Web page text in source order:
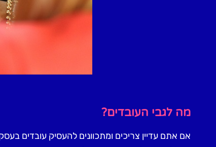
מה לגבי העובדים?
אם אתם עדיין צריכים ומתכוונים להעסיק עובדים